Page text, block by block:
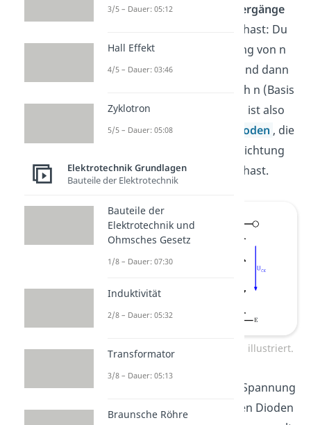
du im Prinzip
zwei p-n-Übergänge
miteinander „verbunden“ hast: Du
hast einmal einen Übergang von n
nach p (Emitter zu Basis) und dann
einen Übergang von p nach n (Basis
zu Kollektor). Die Situation ist also
ähnlich zu der von
zwei Dioden , die
du in entgegengesetzter Richtung
miteinander „verbunden“ hast.
NPN Transistor durch Dioden illustriert.
Das heißt, egal wie du die Spannung
wählst, eine der beiden Dioden
3/5 – Dauer: 05:12
Hall Effekt
4/5 – Dauer: 03:46
Zyklotron
5/5 – Dauer: 05:08
Elektrotechnik Grundlagen
Bauteile der Elektrotechnik
Bauteile der
Elektrotechnik und
Ohmsches Gesetz
1/8 – Dauer: 07:30
Induktivität
2/8 – Dauer: 05:32
Transformator
3/8 – Dauer: 05:13
Braunsche Röhre